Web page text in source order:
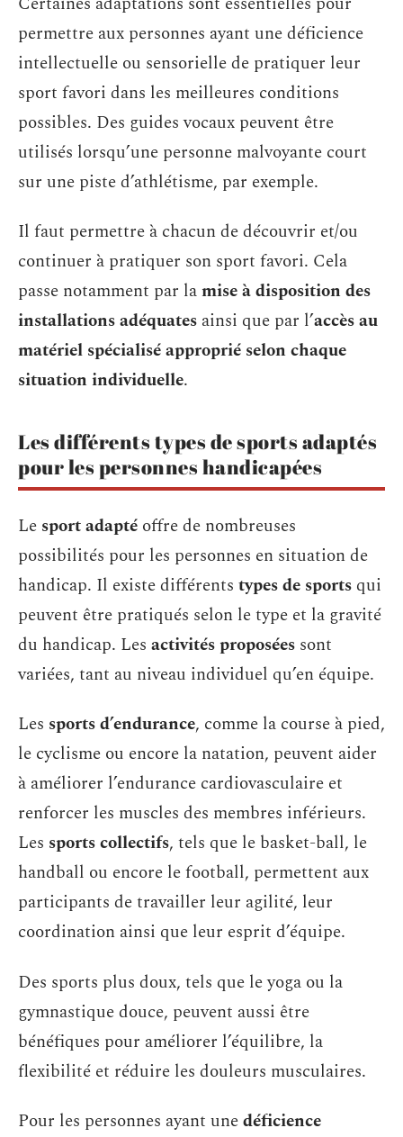
permettre aux personnes ayant une déficience
intellectuelle ou sensorielle de pratiquer leur
sport favori dans les meilleures conditions
possibles. Des guides vocaux peuvent être
utilisés lorsqu’une personne malvoyante court
sur une piste d’athlétisme, par exemple.
Il faut permettre à chacun de découvrir et/ou
continuer à pratiquer son sport favori. Cela
passe notamment par lamise à disposition des
installations adéquates ainsi que par l’accès au
matériel spécialisé approprié selon chaque
situation individuelle.
Les différents types de sports adaptés
pour les personnes handicapées
Le sport adapté offre de nombreuses
possibilités pour les personnes en situation de
handicap. Il existe différents types de sports qui
peuvent être pratiqués selon le type et la gravité
du handicap. Les activités proposées sont
variées, tant au niveau individuel qu’en équipe.
Les sports d’endurance, comme la course à pied,
le cyclisme ou encore la natation, peuvent aider
à améliorer l’endurance cardiovasculaire et
renforcer les muscles des membres inférieurs.
Les sports collectifs, tels que le basket-ball, le
handball ou encore le football, permettent aux
participants de travailler leur agilité, leur
coordination ainsi que leur esprit d’équipe.
Des sports plus doux, tels que le yoga ou la
gymnastique douce, peuvent aussi être
bénéfiques pour améliorer l’équilibre, la
flexibilité et réduire les douleurs musculaires.
Pour les personnes ayant unedéficience